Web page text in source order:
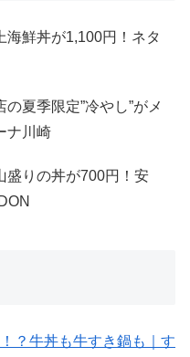
海鮮丼が1,100円！ネタ
夏季限定”冷やし”がメ
ナ川崎
盛りの丼が700円！安
？牛丼も牛すき鍋も｜す